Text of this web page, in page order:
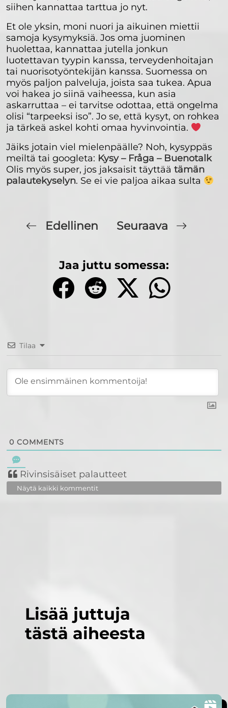
siihen kannattaa tarttua jo nyt.
Et ole yksin, moni nuori ja aikuinen miettii
samoja kysymyksiä. Jos oma juominen
huolettaa, kannattaa jutella jonkun
luotettavan tyypin kanssa, terveydenhoitajan
tai nuorisotyöntekijän kanssa. Suomessa on
myös paljon palveluja, joista saa tukea. Apua
voi hakea jo siinä vaiheessa, kun asia
askarruttaa – ei tarvitse odottaa, että ongelma
olisi “tarpeeksi iso”. Jo se, että kysyt, on rohkea
ja tärkeä askel kohti omaa hyvinvointia.
Jäiks jotain viel mielenpäälle? Noh, kysyppäs
meiltä tai googleta: Kysy – Fråga – Buenotalk
Olis myös super, jos jaksaisit täyttää tämän
palautekyselyn. Se ei vie paljoa aikaa sulta
Edellinen Seuraava
Jaa juttu somessa:
Tilaa
0 COMMENTS
Rivinsisäiset palautteet
Näytä kaikki kommentit
Lisää juttuja
tästä aiheesta